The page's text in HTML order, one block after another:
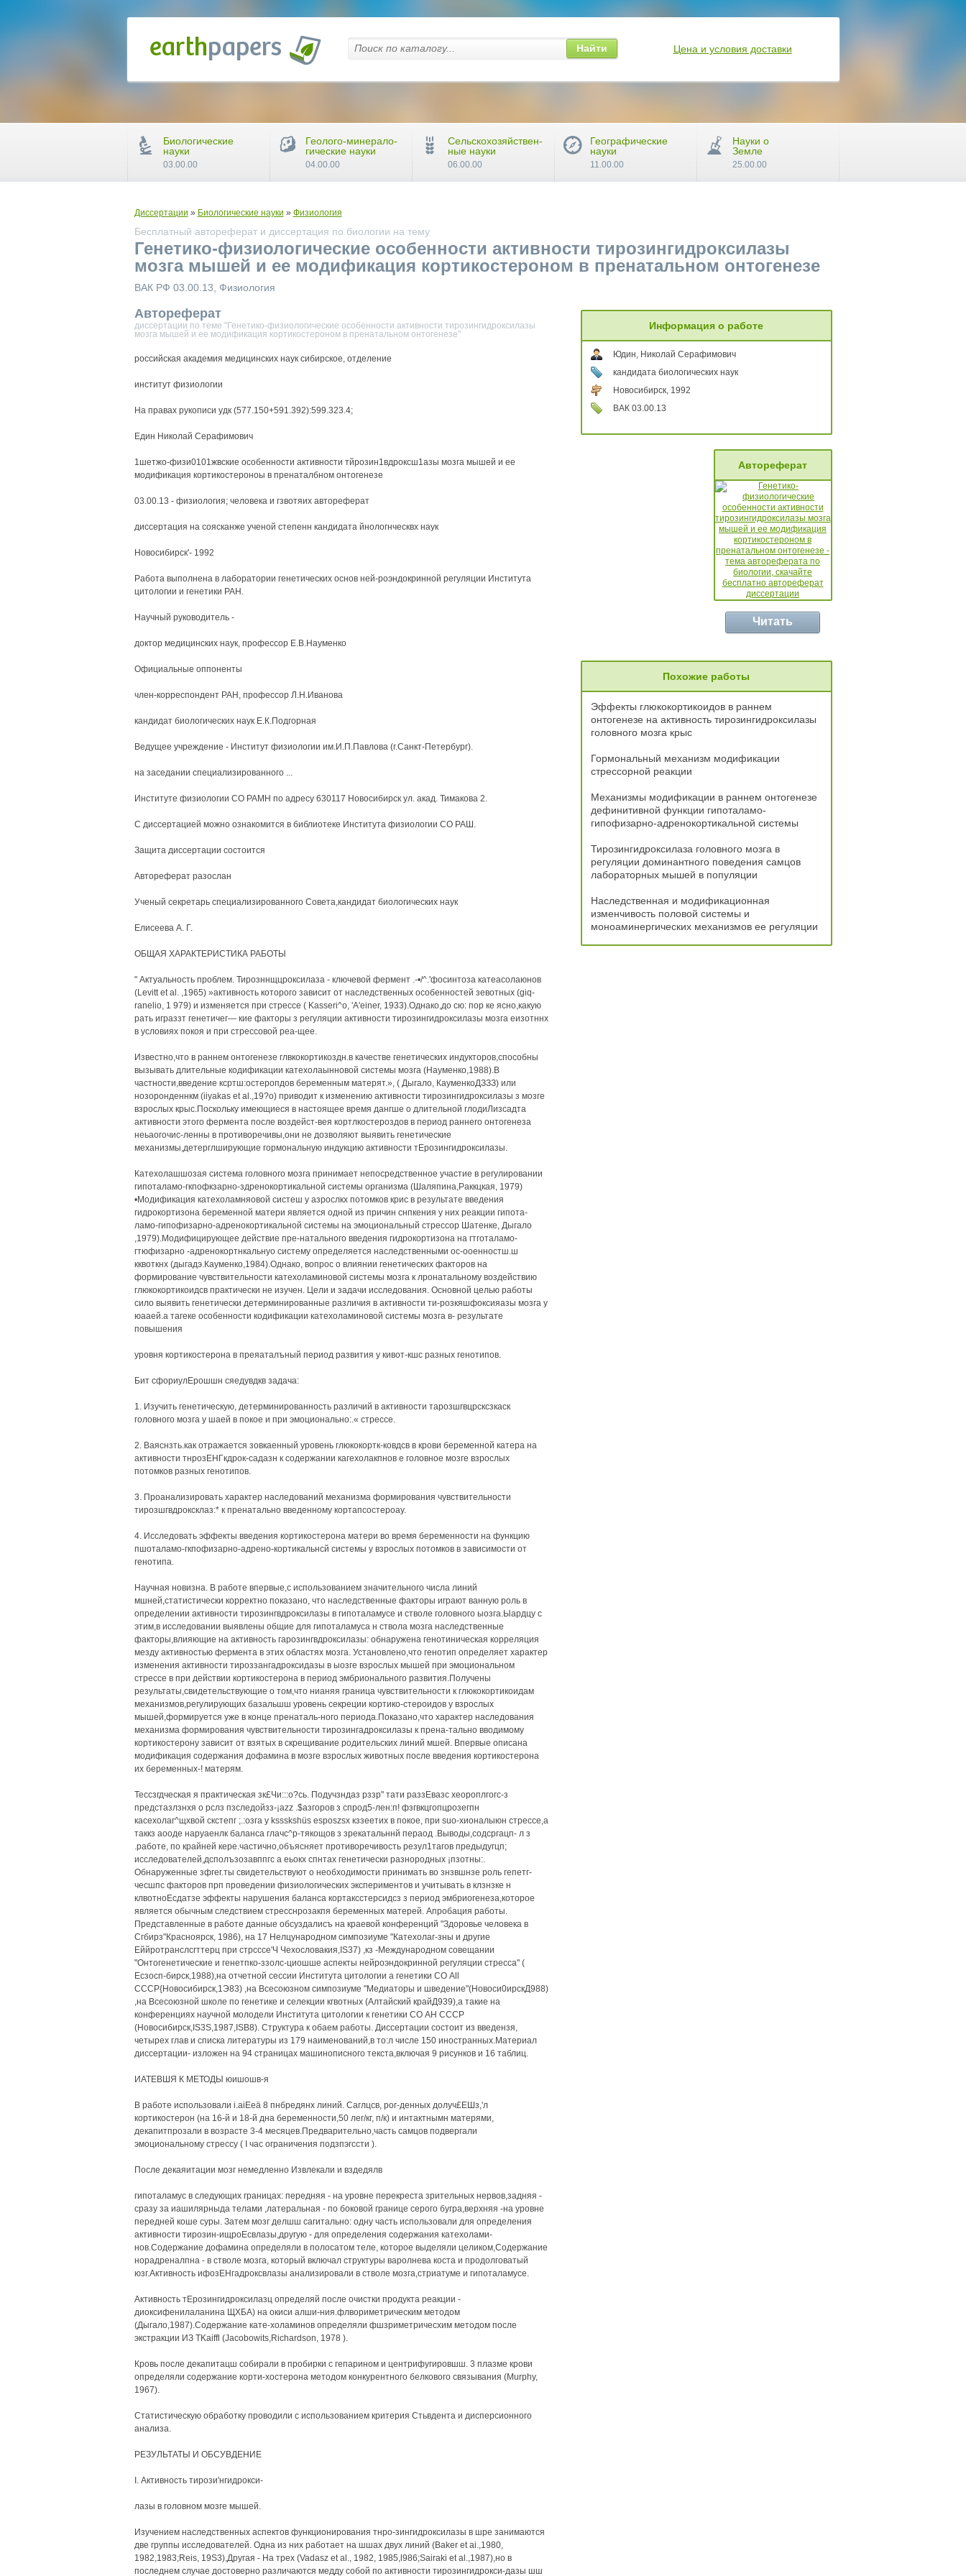
Диссертации » Биологические науки » Физиология
Бесплатный автореферат и диссертация по биологии на тему
Генетико-физиологические особенности активности тирозингидроксилазы
мозга мышей и ее модификация кортикостероном в пренатальном онтогенезе
ВАК РФ 03.00.13, Физиология
Автореферат
диссертации по теме "Генетико-физиологические особенности активности тирозингидроксилазы
мозга мышей и ее модификация кортикостероном в пренатальном онтогенезе"
российская академия медицинских наук сибирское, отделение
институт физиологии
На правах рукописи удк (577.150+591.392):599.323.4;
Един Николай Серафимович
1шетжо-физи0101жвские особенности активности тйрозин1вдроксш1азы мозга мышей и ее
модификация кортикостероноы в пренаталбном онтогенезе
03.00.13 - физиология; человека и гзвотяих автореферат
диссертация на соясканже ученой степенн кандидата йнологнческвх наук
Новосибирск'- 1992
Работа выполнена в лаборатории генетических основ ней-роэндокринной регуляции Института
цитологии и генетики РАН.
Научный руководитель -
доктор медицинских наук, профессор Е.В.Науменко
Официальные оппоненты
член-корреспондент РАН, профессор Л.Н.Иванова
кандидат биологических наук Е.К.Подгорная
Ведущее учреждение - Институт физиологии им.И.П.Павлова (г.Санкт-Петербург).
на заседании специализированного ...
Институте физиологии СО РАМН по адресу 630117 Новосибирск ул. акад. Тимакова 2.
С диссертацией можно ознакомится в библиотеке Института физиологии СО РАШ.
Защита диссертации состоится
Автореферат разослан
Ученый секретарь специализированного Совета,кандидат биологических наук
Елисеева А. Г.
ОБЩАЯ ХАРАКТЕРИСТИКА РАБОТЫ
" Актуальность проблем. Тирозннщцроксилаза - ключевой фермент .-•/^.'фосинтоза катеасолаюнов
(Levitt et al. ,1965) »активность которого зависит от наследственных особенностей зевотных (giq-
ranelio, 1 979) и изменяется при стрессе ( Kasseri^o, 'A'einer, 1933).Однако,до сю: пор ке ясно,какую
рать играззт генетичег— кие факторы з регуляции активности тирозингидроксилазы мозга еизотннх
в условиях покоя и при стрессовой реа-щее.
Известно,что в раннем онтогенезе глвкокортикоздн.в качестве генетических индукторов,способны
вызывать длительные кодификации катехолаынновой системы мозга (Науменко,1988).В
частности,введение ксртш:остеропдов беременным матерят.», ( Дыгало, КауменкоДЗЗЗ) или
нозоронденнкм (iiyakas et al.,19?о) приводит к изменению активности тирозингидроксилазы з мозге
взрослых крыс.Поскольку имеющиеся в настоящее время дангше о длительной глодиЛизсадта
активности этого фермента после воздейст-вея кортлкостероздов в период раннего онтогенеза
неьаогочис-ленны в противоречивы,они не дозволяют выявить генетические
механизмы,детерглширующие гормональную индукцию активности тЕрозингидроксилазы.
Катехолашшозая система головного мозга принимает непосредственное участие в регулировании
гипоталамо-гкпофкзарно-здренокортикальной системы организма (Шаляпина,Раккцкая, 1979)
•Модификация катехоламняовой систеш у азрослкх потомков крис в результате введения
гидрокортизона беременной матери является одной из причин снпкения у них реакции гипота-
ламо-гипофизарно-адренокортикальной системы на эмоциональный стрессор Шатенке, Дыгало
,1979).Модифицирующее действие пре-натального введения гидрокортизона на гтготаламо-
гтюфизарно -адренокортнкальнуо систему определяется наследственными ос-ооенностш.ш
кквоткнх (дыгадэ.Кауменко,1984).Однако, вопрос о влиянии генетических факторов на
формирование чувствительности катехоламиновой системы мозга к лронатальному воздействию
глюкокортикоидсв практически не изучен. Цели и задачи исследования. Основной целью работы
сило выявить генетически детерминированные различия в активности ти-розкяшфоксияазы мозга у
юааей.а тагеке особенности кодификации катехоламиновой системы мозга в- результате
повышения
уровня кортикостерона в преяаталъный период развития у кивот-кшс разных генотипов.
Бит сфориулЕрошшн сяедувдкв задача:
1. Изучить генетическую, детерминированность различий в активности тарозшгвцрсксзкаск
головного мозга у шаей в покое и при эмоционально:.« стрессе.
2. Ваяснзть.как отражается зовкаенный уровень глюкокортк-ковдсв в крови беременной катера на
активности тнрозЕНГкдрок-садазн к содержании кагехолакпнов е головное мозге взрослых
потомков разных генотипов.
3. Проанализировать характер наследований механизма формирования чувствительности
тирозшгвдроксклаз:* к пренатально введенному кортапсостероау.
4. Исследовать эффекты введения кортикостерона матери во время беременности на функцию
пшоталамо-гкпофизарно-адрено-кортикальнсй системы у взрослых потомков в зависимости от
генотипа.
Научная новизна. В работе впервые,с использованием значительного числа линий
мшней,статистически корректно показано, что наследственные факторы играют ванную роль в
определении активности тирозингвдроксилазы в гипоталамусе и стволе головного ыозга.Ыардцу с
этим,в исследовании выявлены общие для гипоталамуса н ствола мозга наследственные
факторы,влияющие на активность гарозингвдроксилазы: обнаружена генотиническая корреляция
мезду активностью фермента в этих областях мозга. Установлено,что генотип определяет характер
изменения активности тироззангадроксидазы в ыозге взрослых мышей при эмоциональном
стрессе в при действии кортикостерона в период эмбрионального развития.Получены
результаты,свидетельствующие о том,что нианяя граница чувствительности к глюкокортикоидам
механизмов,регулирующих базальшш уровень секреции кортико-стероидов у взрослых
мышей,формируется уже в конце пренаталь-ного периода.Показано,что характер наследования
механизма формирования чувствительности тирозингадроксилазы к прена-тально вводимому
кортикостерону зависит от взятых в скрещивание родительских линий мшей. Впервые описана
модификация содержания дофамина в мозге взрослых животных после введения кортикостерона
их беременных-! матерям.
Тессзгдческая я практическая зк£Чи:::о?сь. Подучзндаз рззр" тати раззЕвазс хеороплгогс-з
предстазлзнхя о рслз пзследойзз-¡azz .$азгоров з спрод5-лен:п! фзгвкцгопцрозегпн
касехолаг^щхвой скстепг ;.:озга у kssskshüs esposzsx кззеетих в покое, при suo-хионалыюн стрессе,а
таккз аооде наруаенлк баланса глачс^р-тякощов з зрекатальннй пераод .Выводы,содсргацп- л з
.работе, по крайней кере.частично,объясняет противоречивость резул1тагов предыдугцп;
исследователей,дсполъзозавппгс а еьокх спнтах генетически разнородных ¡пзотны:.
Обнаруженные зфгег.ты свидетельствуют о необходимости принимать во знзвшнзе роль гепетг-
чесшпс факторов прп проведении физиологических экспериментов и учитывать в клзнзке н
клвотноЕсдатзе эффекты нарушения баланса кортаксстерсидсз з период эмбриогенеза,которое
является обычным следствием стресснрозакпя беременных матерей. Апробация работы.
Представленные в работе данные обсуздалисъ на краевой конференций "Здоровье человека в
Сгбирз"Красноярск, 1986), на 17 Нелцународном симпозиуме "Катехолаг-зны и другие
Еййротранслсгттерц при стрсссе'Ч Чехословакия,IS37) ,кз -Международном совещании
"Онтогенетические и генетпко-ззолс-циошше аспекты нейроэндокринной регуляции стресса" (
Есзосп-бирск,1988),на отчетной сессии Института цитологии а генетики СО All
СССР{Новосибирск,1Э83) ,на Всесоюзном симпозиуме "Медиаторы и шведение"(Новоси0ирскД988)
,на Всесоюзной школе по генетике и селекции кгвотных (Алтайский крайД939),а такие на
конференциях научной молодели Института цитологии к генетики СО АН СССР
(Новосибирск,IS3S,1987,ISB8). Структура к обаем работы. Диссертации состоит из введензя,
четырех глав и списка литературы из 179 наименований,в то:л числе 150 иностранных.Материал
диссертации- изложен на 94 страницах машинописного текста,включая 9 рисунков и 16 таблиц.
ИАТЕВШЯ К МЕТОДЫ юишошв-я
В работе использовали i.aiEeä 8 пнбредянх линий. Саглцсв, рог-денных долуч£ЕШз,'л
кортикостерон (на 16-й и 18-й дна беременности,50 лег/кг, п/к) и интактнымн матерями,
декапитпрозали в возрасте 3-4 месяцев.Предварительно,часть самцов подвергали
эмоциональному стрессу ( I час ограничения подзпэгссти ).
После декаяитации мозг немедленно Извлекали и вздедялв
гипоталамус в следующих границах: передняя - на уровне перекреста зрительных нервов,задняя -
сразу за иашилярныда телами ,латеральная - по боковой границе серого бугра,верхняя -на уровне
передней коше суры. Затем мозг делшш сагитально: одну часть использовали для определения
активности тирозин-ищроЕсвлазы,другую - для определения содержания катехолами-
нов.Содержание дофамина определяли в полосатом теле, которое выделяли целиком,Содержание
норадреналпна - в стволе мозга, который включал структуры варолнева коста и продолговатый
юзг.Активность ифозЕНгадроксвлазы анализировали в стволе мозга,стриатуме и гипоталамусе.
Активность тЕрозингидроксилазц определяй после очистки продукта реакции -
диоксифенилаланина ЩХБА) на окиси алши-ния.флвориметрическим методом
(Дыгало,1987).Содержание кате-холаминов определяли фшзриметричесхим методом после
экстракции ИЗ TKaiffl (Jacobowits,Richardson, 1978 ).
Кровь после декапитацш собирали в пробирки с гепарином и центрифугировшш. 3 плазме крови
определяли содержание корти-хостерона методом конкурентного белкового связывания (Murphy,
1967).
Статистическую обработку проводили с использованием критерия Стьвдента и дисперсионного
анализа.
РЕЗУЛЬТАТЫ И ОБСУВДЕНИЕ
I. Активность тирози'нгидрокси-
лазы в головном мозге мышей.
Изучением наследственных аспектов функционирования тнро-зингидроксилазы в шре занимаются
две группы исследователей. Одна из них работает на шшах двух линий (Baker et ai.,1980,
1982,1983;Reis, 19S3),Другая - На трех (Vadasz et al., 1982, 1985,l986;Sairaki et al.,1987),но в
последнем случае достоверно различаются медду собой по активности тирозингидрокси-дазы шш
Информация о работе
Юдин, Николай Серафимович
кандидата биологических наук
Новосибирск, 1992
ВАК 03.00.13
Автореферат
Читать
Похожие работы
Эффекты глюкокортикоидов в раннем
онтогенезе на активность тирозингидроксилазы
головного мозга крыс
Гормональный механизм модификации
стрессорной реакции
Механизмы модификации в раннем онтогенезе
дефинитивной функции гипоталамо-
гипофизарно-адренокортикальной системы
Тирозингидроксилаза головного мозга в
регуляции доминантного поведения самцов
лабораторных мышей в популяции
Наследственная и модификационная
изменчивость половой системы и
моноаминергических механизмов ее регуляции
Найти Цена и условия доставки
Биологические
науки
03.00.00
Геолого-минерало-
гические науки
04.00.00
Сельскохозяйствен-
ные науки
06.00.00
Географические
науки
11.00.00
Науки о
Земле
25.00.00